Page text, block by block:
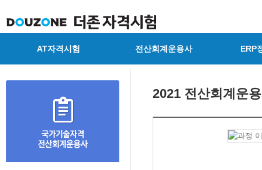
AT자격시험 전산회계운용사 ERP
2021 전산회계운